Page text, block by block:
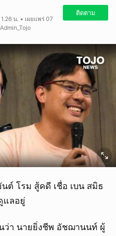
น. • เผยแพร่ 07
ติดตาม
ต์ โรม สู้คดี เชื่อ เบน สมิธ
แลอยู่
ว่า นายยิ่งชีพ อัชฌานนท์ ผู้